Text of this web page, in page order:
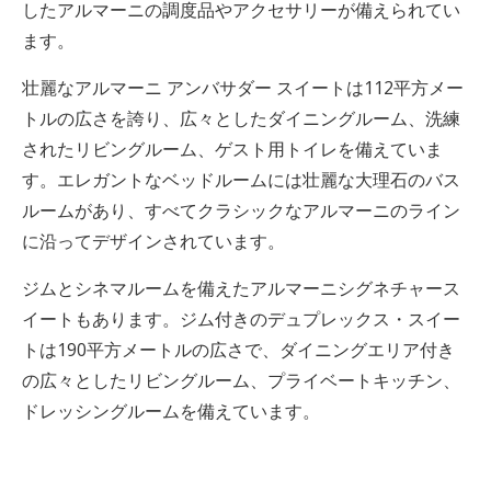
したアルマーニの調度品やアクセサリーが備えられてい
ます。
壮麗なアルマーニ アンバサダー スイートは112平方メー
トルの広さを誇り、広々としたダイニングルーム、洗練
されたリビングルーム、ゲスト用トイレを備えていま
す。エレガントなベッドルームには壮麗な大理石のバス
ルームがあり、すべてクラシックなアルマーニのライン
に沿ってデザインされています。
ジムとシネマルームを備えたアルマーニシグネチャース
イートもあります。ジム付きのデュプレックス・スイー
トは190平方メートルの広さで、ダイニングエリア付き
の広々としたリビングルーム、プライベートキッチン、
ドレッシングルームを備えています。